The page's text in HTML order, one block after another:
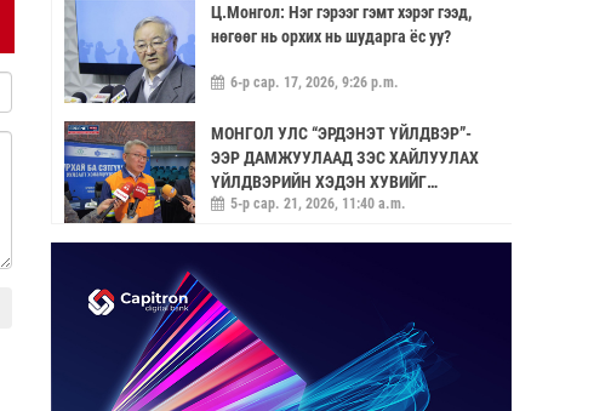
Ц.Монгол: Нэг гэрээг гэмт хэрэг гээд,
нөгөөг нь орхих нь шударга ёс уу?
6-р сар. 17, 2026, 9:26 p.m.
МОНГОЛ УЛС “ЭРДЭНЭТ ҮЙЛДВЭР”-
ЭЭР ДАМЖУУЛААД ЗЭС ХАЙЛУУЛАХ
ҮЙЛДВЭРИЙН ХЭДЭН ХУВИЙГ
ЭЗЭМШИХ ВЭ ГЭДЭГ АСУУДАЛ ГАРЧ
5-р сар. 21, 2026, 11:40 a.m.
2-р сар. 17, 2026, 10:38 a.m.
ОРОН НУТАГТ ГАЗАР ОЛГОХ ЭРХ
МЭДЛИЙГ ШИЛЖҮҮЛНЭ